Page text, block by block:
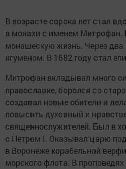
В возрасте сорока лет стал
в монахи с именем Митрофан.
монашескую жизнь. Через два
игуменом. В 1682 году стал
Митрофан вкладывал много
православие, боролся со
создавал новые обители и
повысить духовный и
священнослужителей. Был в
с Петром I. Оказывал царю
в Воронеже корабельной
морского флота. В